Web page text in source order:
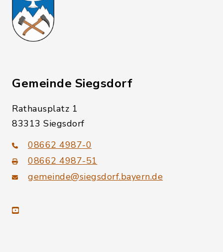
Gemeinde Siegsdorf
Rathausplatz 1
83313 Siegsdorf
08662 4987-0
08662 4987-51
gemeinde@siegsdorf.bayern.de
youtube